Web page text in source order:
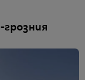
грозния